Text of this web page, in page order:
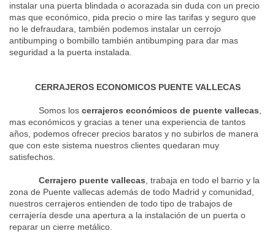
instalar una puerta blindada o acorazada sin duda con un precio
mas que económico, pida precio o mire las tarifas y seguro que
no le defraudara, también podemos instalar un cerrojo
antibumping o bombillo también antibumping para dar mas
seguridad a la puerta instalada.
CERRAJEROS ECONOMICOS PUENTE VALLECAS
Somos los cerrajeros económicos de puente vallecas,
mas económicos y gracias a tener una experiencia de tantos
años, podemos ofrecer precios baratos y no subirlos de manera
que con este sistema nuestros clientes quedaran muy
satisfechos.
Cerrajero puente vallecas, trabaja en todo el barrio y la
zona de Puente vallecas además de todo Madrid y comunidad,
nuestros cerrajeros entienden de todo tipo de trabajos de
cerrajería desde una apertura a la instalación de un puerta o
reparar un cierre metálico.